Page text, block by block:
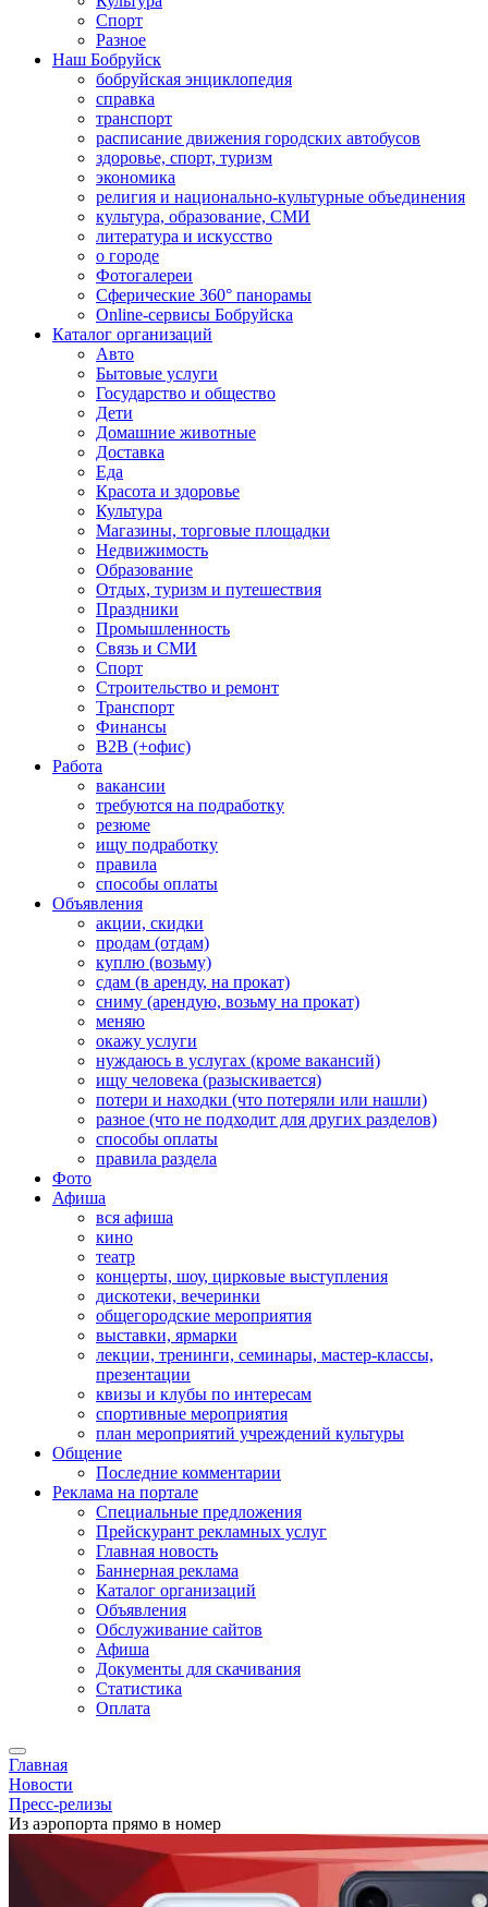
Спорт
Разное
Наш Бобруйск
бобруйская энциклопедия
справка
транспорт
расписание движения городских автобусов
здоровье, спорт, туризм
экономика
религия и национально-культурные объединения
культура, образование, СМИ
литература и искусство
о городе
Фотогалереи
Сферические 360° панорамы
Online-сервисы Бобруйска
Каталог организаций
Авто
Бытовые услуги
Государство и общество
Дети
Домашние животные
Доставка
Еда
Красота и здоровье
Культура
Магазины, торговые площадки
Недвижимость
Образование
Отдых, туризм и путешествия
Праздники
Промышленность
Связь и СМИ
Спорт
Строительство и ремонт
Транспорт
Финансы
B2B (+офис)
Работа
вакансии
требуются на подработку
резюме
ищу подработку
правила
способы оплаты
Объявления
акции, скидки
продам (отдам)
куплю (возьму)
сдам (в аренду, на прокат)
сниму (арендую, возьму на прокат)
меняю
окажу услуги
нуждаюсь в услугах (кроме вакансий)
ищу человека (разыскивается)
потери и находки (что потеряли или нашли)
разное (что не подходит для других разделов)
способы оплаты
правила раздела
Фото
Афиша
вся афиша
кино
театр
концерты, шоу, цирковые выступления
дискотеки, вечеринки
общегородские мероприятия
выставки, ярмарки
лекции, тренинги, семинары, мастер-классы,
презентации
квизы и клубы по интересам
спортивные мероприятия
план мероприятий учреждений культуры
Общение
Последние комментарии
Реклама на портале
Специальные предложения
Прейскурант рекламных услуг
Главная новость
Баннерная реклама
Каталог организаций
Объявления
Обслуживание сайтов
Афиша
Документы для скачивания
Статистика
Оплата
Главная
Новости
Пресс-релизы
Из аэропорта прямо в номер